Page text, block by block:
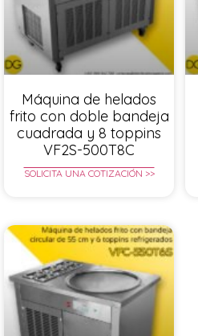
Máquina de helados
frito con doble bandeja
cuadrada y 8 toppins
VF2S-500T8C
SOLICITA UNA COTIZACIÓN >>